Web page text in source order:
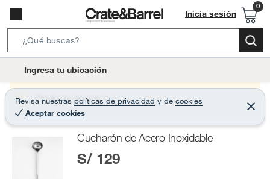
Inicia sesión
e
r
c
B
t
Ingresa tu ubicación
Revisa nuestras políticas de privacidad y de cookies
Aceptar cookies
C
e
r
Producto sin stock :(
Cucharón de Acero Inoxidable
S/ 129